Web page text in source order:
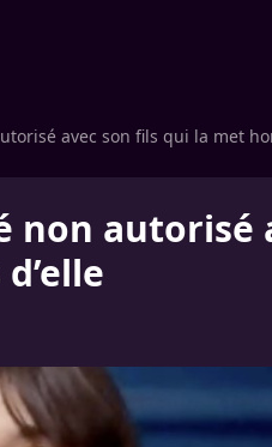
avec son fils qui la met
non autorisé